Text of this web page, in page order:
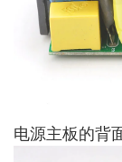
电源主板的背